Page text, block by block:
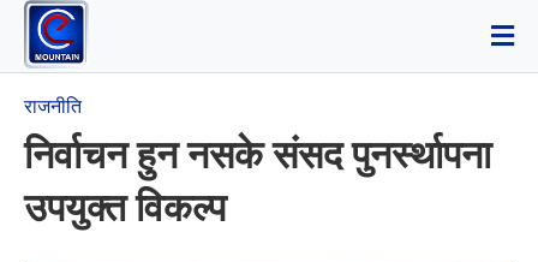
राजनीति
निर्वाचन हुन नसके संसद पुनर्स्थापना
उपयुक्त विकल्प